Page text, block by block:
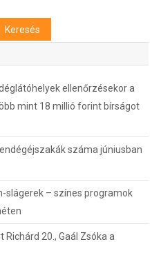
ellenőrzésekor a
mint 18 millió forint bírságot
száma júniusban
slágerek – színes programok
20., Gaál Zsóka a